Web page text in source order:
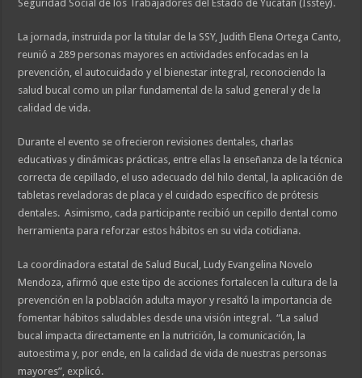
Seguridad Social de los Trabajadores del Estado de Yucatán (Isstey).
La jornada, instruida por la titular de la SSY, Judith Elena Ortega Canto,
reunió a 289 personas mayores en actividades enfocadas en la
prevención, el autocuidado y el bienestar integral, reconociendo la
salud bucal como un pilar fundamental de la salud general y de la
calidad de vida.
Durante el evento se ofrecieron revisiones dentales, charlas
educativas y dinámicas prácticas, entre ellas la enseñanza de la técnica
correcta de cepillado, el uso adecuado del hilo dental, la aplicación de
tabletas reveladoras de placa y el cuidado específico de prótesis
dentales. Asimismo, cada participante recibió un cepillo dental como
herramienta para reforzar estos hábitos en su vida cotidiana.
La coordinadora estatal de Salud Bucal, Ludy Evangelina Novelo
Mendoza, afirmó que este tipo de acciones fortalecen la cultura de la
prevención en la población adulta mayor y resaltó la importancia de
fomentar hábitos saludables desde una visión integral. “La salud
bucal impacta directamente en la nutrición, la comunicación, la
autoestima y, por ende, en la calidad de vida de nuestras personas
mayores”, explicó.